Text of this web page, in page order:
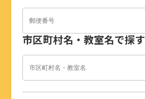
市区町村名・教室名で探す